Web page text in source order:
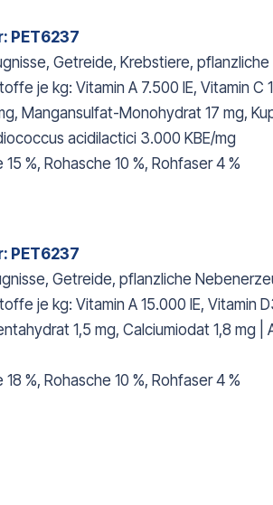
PET6237
Getreide, Krebstiere,
je kg: Vitamin A 7.500 IE, Vitamin C
Mangansulfat-Monohydrat 17 mg,
acidilactici 3.000 KBE/mg
%, Rohasche 10 %, Rohfaser 4 %
PET6237
Getreide, pflanzliche
je kg: Vitamin A 15.000 IE, Vitamin
1,5 mg, Calciumiodat 1,8
%, Rohasche 10 %, Rohfaser 4 %